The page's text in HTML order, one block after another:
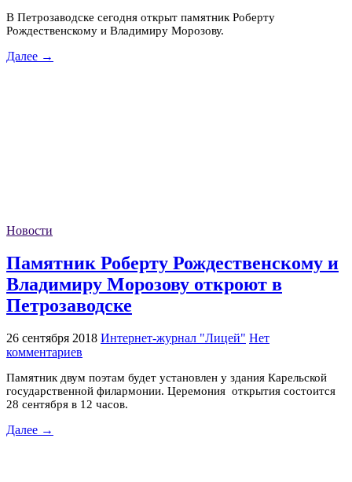
В Петрозаводске сегодня открыт памятник Роберту
Рождественскому и Владимиру Морозову.
Далее →
Новости
Памятник Роберту Рождественскому и
Владимиру Морозову откроют в
Петрозаводске
26 сентября 2018 Интернет-журнал "Лицей" Нет
комментариев
Памятник двум поэтам будет установлен у здания Карельской
государственной филармонии. Церемония открытия состоится
28 сентября в 12 часов.
Далее →